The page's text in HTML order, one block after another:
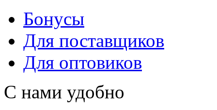
Бонусы
Для поставщиков
Для оптовиков
С нами удобно